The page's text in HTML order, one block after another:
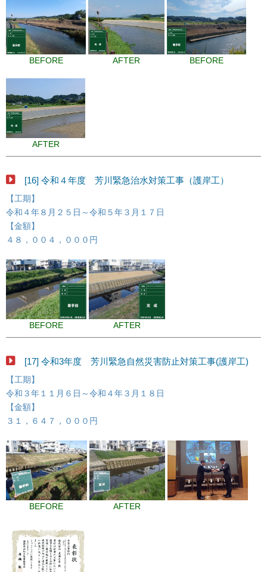
BEFORE AFTER BEFORE
AFTER
[16] 令和４年度 芳川緊急治水対策工事（護岸工）
【工期】
令和４年８月２５日～令和５年３月１７日
【金額】
４８，００４，０００円
BEFORE AFTER
[17] 令和3年度 芳川緊急自然災害防止対策工事(護岸工)
【工期】
令和３年１１月６日～令和４年３月１８日
【金額】
３１，６４７，０００円
BEFORE AFTER